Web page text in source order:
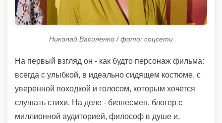
Николай Василенко / фото: соцсети
На первый взгляд он - как будто персонаж фильма:
всегда с улыбкой, в идеально сидящем костюме, с
уверенной походкой и голосом, которым хочется
слушать стихи. На деле - бизнесмен, блогер с
миллионной аудиторией, философ в душе и,